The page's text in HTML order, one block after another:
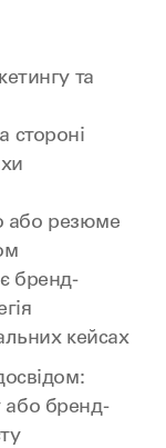
та
стороні
або резюме
бренд-
кейсах
або бренд-